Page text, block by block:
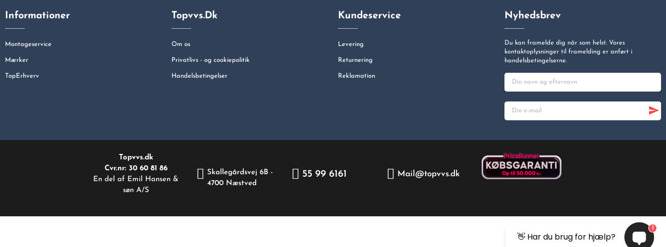
Informationer
Montageservice
Mærker
TopErhverv
Topvvs.dk
Om os
Privatlivs - og cookiepolitik
Handelsbetingelser
Kundeservice
Levering
Returnering
Reklamation
Nyhedsbrev
Du kan framelde dig når som helst. Vores
kontaktoplysninger til framelding er anført i
handelsbetingelserne.
Topvvs.dk
Cvr.nr: 30 60 81 86
En del af Emil Hansen &
søn A/S
Skallegårdsvej 6B -
4700 Næstved
55 99 6161 Mail@topvvs.dk
👋 Har du brug for hjælp?
1